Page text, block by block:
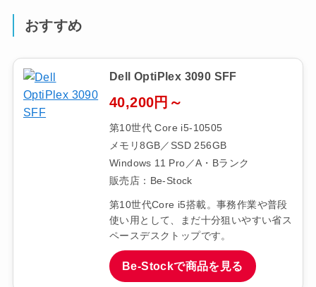
おすすめ
Dell OptiPlex 3090 SFF
40,200円～
第10世代 Core i5-10505
メモリ8GB／SSD 256GB
Windows 11 Pro／A・Bランク
販売店：Be-Stock
第10世代Core i5搭載。事務作業や普段
使い用として、まだ十分狙いやすい省ス
ペースデスクトップです。
Be-Stockで商品を見る